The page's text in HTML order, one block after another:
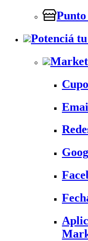
Punto
Potenciá